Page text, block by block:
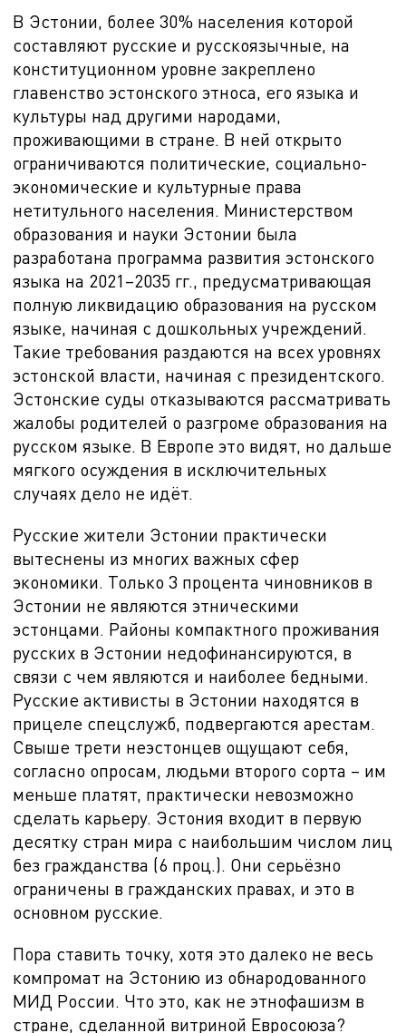
В Эстонии, более 30% населения которой
составляют русские и русскоязычные, на
конституционном уровне закреплено
главенство эстонского этноса, его языка и
культуры над другими народами,
проживающими в стране. В ней открыто
ограничиваются политические, социально-
экономические и культурные права
нетитульного населения. Министерством
образования и науки Эстонии была
разработана программа развития эстонского
языка на 2021–2035 гг., предусматривающая
полную ликвидацию образования на русском
языке, начиная с дошкольных учреждений.
Такие требования раздаются на всех уровнях
эстонской власти, начиная с президентского.
Эстонские суды отказываются рассматривать
жалобы родителей о разгроме образования на
русском языке. В Европе это видят, но дальше
мягкого осуждения в исключительных
случаях дело не идёт.
Русские жители Эстонии практически
вытеснены из многих важных сфер
экономики. Только 3 процента чиновников в
Эстонии не являются этническими
эстонцами. Районы компактного проживания
русских в Эстонии недофинансируются, в
связи с чем являются и наиболее бедными.
Русские активисты в Эстонии находятся в
прицеле спецслужб, подвергаются арестам.
Свыше трети неэстонцев ощущают себя,
согласно опросам, людьми второго сорта – им
меньше платят, практически невозможно
сделать карьеру. Эстония входит в первую
десятку стран мира с наибольшим числом лиц
без гражданства (6 проц.). Они серьёзно
ограничены в гражданских правах, и это в
основном русские.
Пора ставить точку, хотя это далеко не весь
компромат на Эстонию из обнародованного
МИД России. Что это, как не этнофашизм в
стране, сделанной витриной Евросоюза?